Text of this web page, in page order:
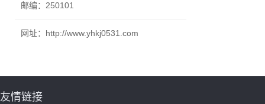
邮编：250101
网址：http://www.yhkj0531.com
友情链接